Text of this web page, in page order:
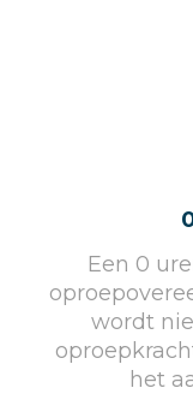
Een 0
wordt
het